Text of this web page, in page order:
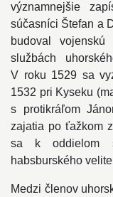
významnejšie
súčasníci Štefan a
budoval
službách
V roku 1529 sa
1532 pri Kyseku
s protikráľom
zajatia po ťažkom
sa k oddielom
habsburského
Medzi členov